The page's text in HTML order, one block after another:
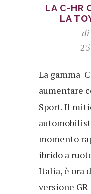
LA C-HR
LA
di
La gamma
aumentare
Sport. Il
momento
ibrido a
Italia, è ora
versione GR